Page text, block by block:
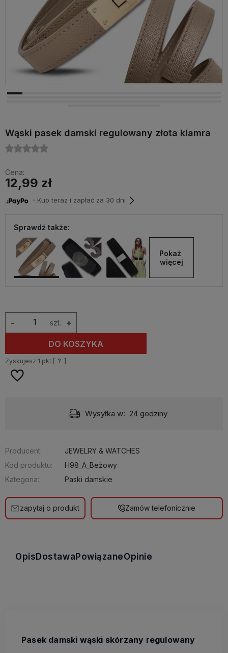
Wąski pasek damski regulowany złota klamra
Cena:
12,99 zł
・Kup teraz i zapłać za 30 dni
Sprawdź także:
Pokaż
więcej
szt. +
-
DO KOSZYKA
Zyskujesz 1 pkt [ ? ]
Wysyłka w: 24 godziny
Producent:
JEWELRY & WATCHES
Kod produktu:
H98_A_Beżowy
Kategoria:
Paski damskie
zapytaj o produkt Zamów telefonicznie
Opis Dostawa PowiązaneOpinie
Pasek damski wąski skórzany regulowany